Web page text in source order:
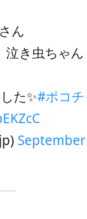
ん
泣き虫ちゃん
た✨#ポコ